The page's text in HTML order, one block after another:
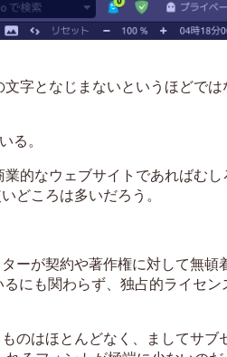
字となじまないというほどでは
る。
的なウェブサイトであればむし
どころは多いだろう。
ーが契約や著作権に対して無頓
にも関わらず、独占的ライセン
のはほとんどなく、ましてサブ